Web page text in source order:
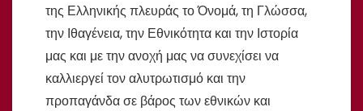
της Ελληνικής πλευράς το Όνομά, τη Γλώσσα,
την Ιθαγένεια, την Εθνικότητα και την Ιστορία
μας και με την ανοχή μας να συνεχίσει να
καλλιεργεί τον αλυτρωτισμό και την
προπαγάνδα σε βάρος των εθνικών και